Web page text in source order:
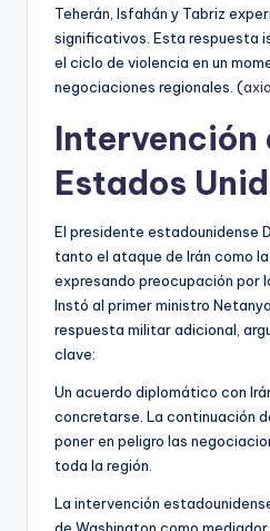
Teherán, Isfahán y Tabriz
significativos. Esta respuesta
el ciclo de violencia en un
negociaciones regionales. (
Intervención
Estados
El presidente estadounidense
tanto el ataque de Irán como
expresando preocupación por
Instó al primer ministro
respuesta militar adicional,
clave:
Un acuerdo diplomático con
concretarse. La continuación
poner en peligro las
toda la región.
La intervención